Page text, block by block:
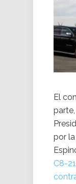
El
por
C8-